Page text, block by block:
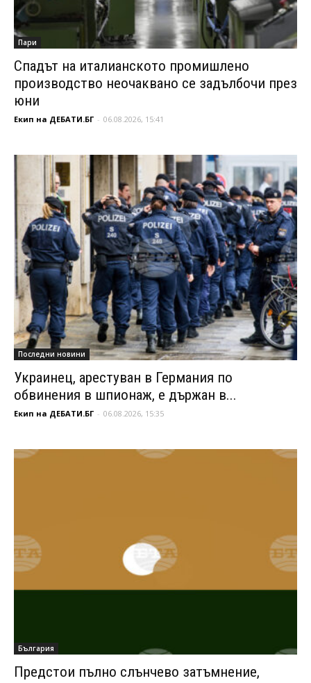
Пари
Спадът на италианското промишлено
производство неочаквано се задълбочи през
юни
Екип на ДЕБАТИ.БГ - 06.08.2026, 15:41
Последни новини
Украинец, арестуван в Германия по
обвинения в шпионаж, е държан в...
Екип на ДЕБАТИ.БГ - 06.08.2026, 15:35
България
Предстои пълно слънчево затъмнение,